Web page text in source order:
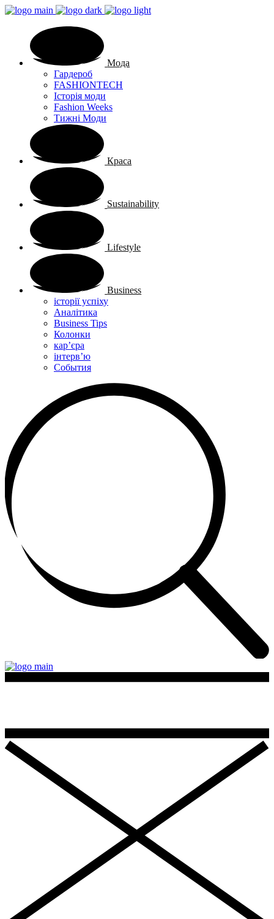
Мода
Гардероб
FASHIONTECH
Історія моди
Fashion Weeks
Тижні Моди
Краса
Sustainability
Lifestyle
Business
історії успіху
Аналітика
Business Tips
Колонки
кар’єра
інтерв’ю
Cобытия